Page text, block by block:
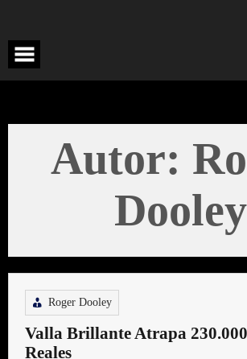
Autor:
Dooley
Roger Dooley
Valla Brillante Atrapa
Reales